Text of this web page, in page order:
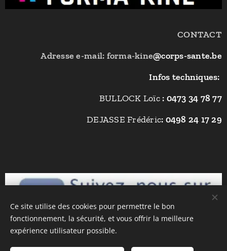
CONTACT
Adresse e-mail: forma-kine@corps-sante.be
Infos techniques:
BULLOCK Loïc : 0473 34 78 77
DEJASSE Frédéric: 0498 24 17 29
Ce site utilise des cookies pour permettre le bon
fonctionnement, la sécurité, et vous offrir la meilleure
expérience utilisateur possible.